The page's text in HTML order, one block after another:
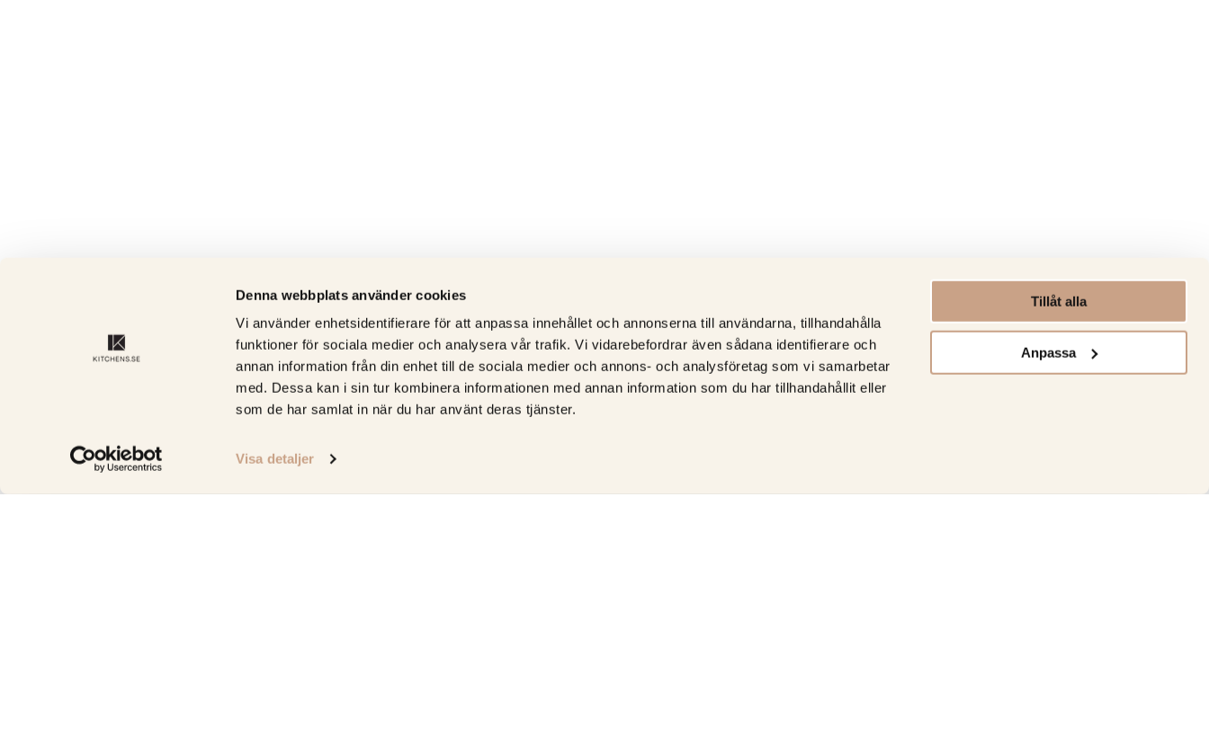
Denna webbplats använder cookies
Vi använder enhetsidentifierare för att anpassa innehållet och annonserna till användarna, tillhandahålla
funktioner för sociala medier och analysera vår trafik. Vi vidarebefordrar även sådana identifierare och
annan information från din enhet till de sociala medier och annons- och analysföretag som vi samarbetar
med. Dessa kan i sin tur kombinera informationen med annan information som du har tillhandahållit eller
som de har samlat in när du har använt deras tjänster.
Visa detaljer
Tillåt alla
Anpassa